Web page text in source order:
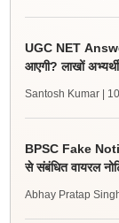
UGC NET
आएगी? लाखों
Santosh Kumar |
BPSC Fake
से संबंधित वायरल
Abhay Pratap